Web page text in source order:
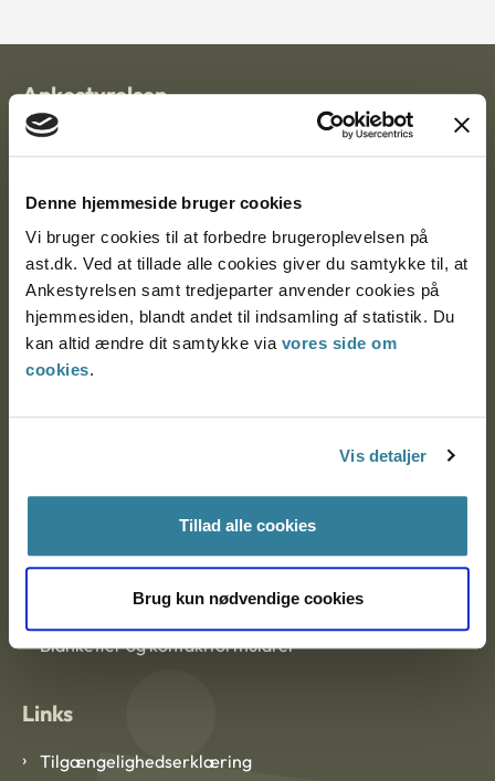
Denne hjemmeside bruger cookies
Vi bruger cookies til at forbedre brugeroplevelsen på
ast.dk. Ved at tillade alle cookies giver du samtykke til, at
Ankestyrelsen samt tredjeparter anvender cookies på
hjemmesiden, blandt andet til indsamling af statistik. Du
kan altid ændre dit samtykke via vores side om
cookies.
Vis detaljer
Tillad alle cookies
Brug kun nødvendige cookies
Ankestyrelsen
Postadresse:
9000 Aalborg
Ankestyrelsen Aalborg
Ankestyrelsen København
Om Ankestyrelsen
Om Ankestyrelsen
Blanketter og kontaktformularer
Links
Tilgængelighedserklæring